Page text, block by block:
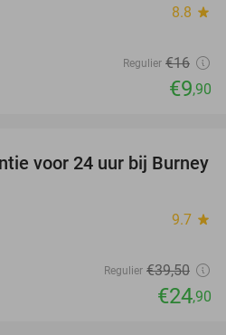
8.8 star
Regulier €16
€9,90
37%
voor 24 uur bij Burney
9.7 star
Regulier €39,50
€24,90